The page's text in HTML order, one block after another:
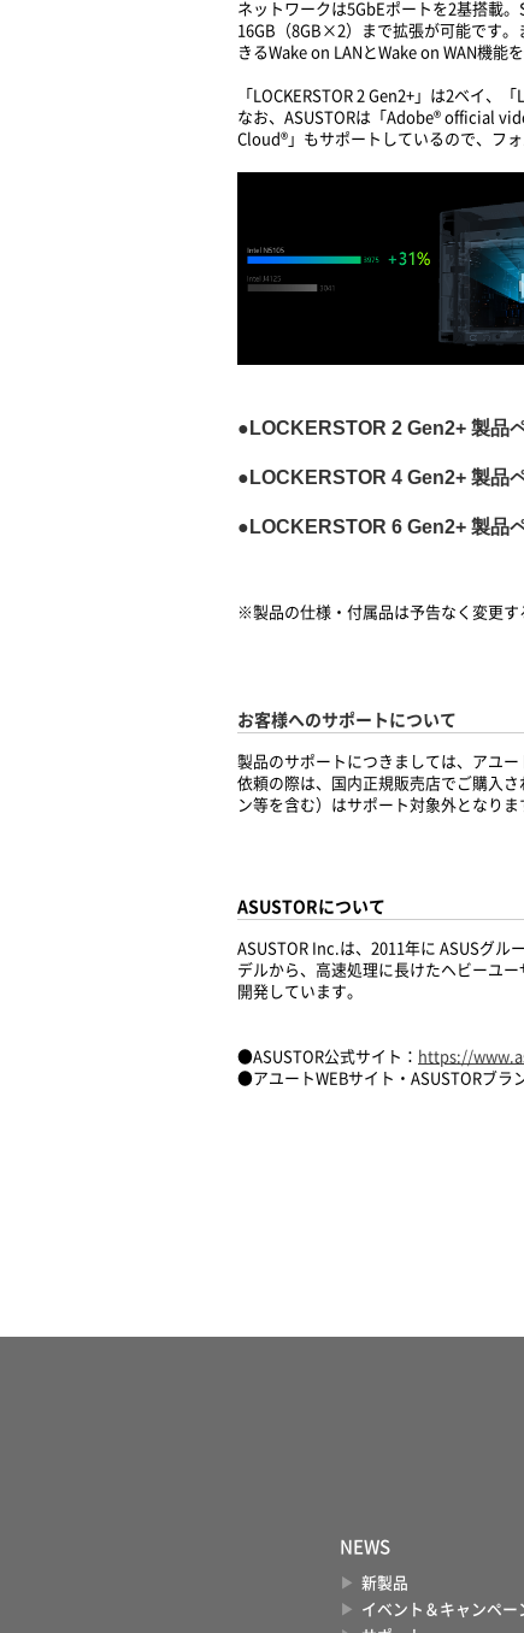
ネットワークは5GbEポートを2基搭載
16GB（8GB×2）まで拡張が可能です
きるWake on LANとWake on WAN機能
「LOCKERSTOR 2 Gen2+」は2ベイ、
なお、ASUSTORは「Adobe® official
Cloud®」もサポートしているので、フ
●LOCKERSTOR 2 Gen2+ 製品
●LOCKERSTOR 4 Gen2+ 製品
●LOCKERSTOR 6 Gen2+ 製品
※製品の仕様・付属品は予告なく変更す
お客様へのサポートについて
製品のサポートにつきましては、アユ
依頼の際は、国内正規販売店でご購入
ン等を含む）はサポート対象外となりま
ASUSTORについて
ASUSTOR Inc.は、2011年に ASUSグ
デルから、高速処理に長けたヘビーユ
開発しています。
●ASUSTOR公式サイト： https://
●アユートWEBサイト・ASUSTORブラ
NEWS
新製品
イベント＆キャンペー